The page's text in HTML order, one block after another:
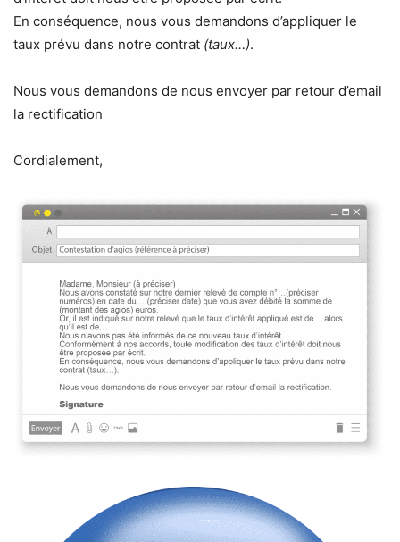
En conséquence, nous vous demandons d’appliquer le
taux prévu dans notre contrat (taux…).
Nous vous demandons de nous envoyer par retour d’email
la rectification
Cordialement,